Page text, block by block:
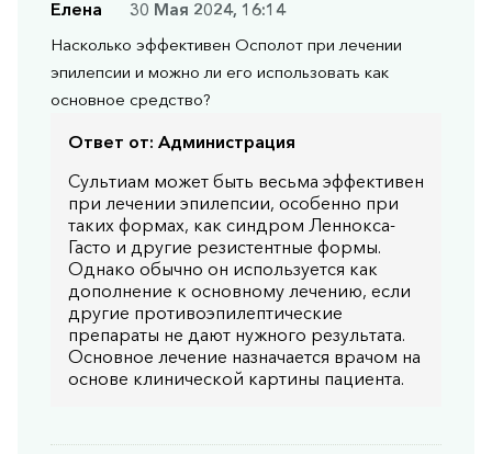
Елена
30 Мая 2024, 16:14
Насколько эффективен Осполот при лечении
эпилепсии и можно ли его использовать как
основное средство?
Ответ от: Администрация
Сультиам может быть весьма эффективен
при лечении эпилепсии, особенно при
таких формах, как синдром Леннокса-
Гасто и другие резистентные формы.
Однако обычно он используется как
дополнение к основному лечению, если
другие противоэпилептические
препараты не дают нужного результата.
Основное лечение назначается врачом на
основе клинической картины пациента.